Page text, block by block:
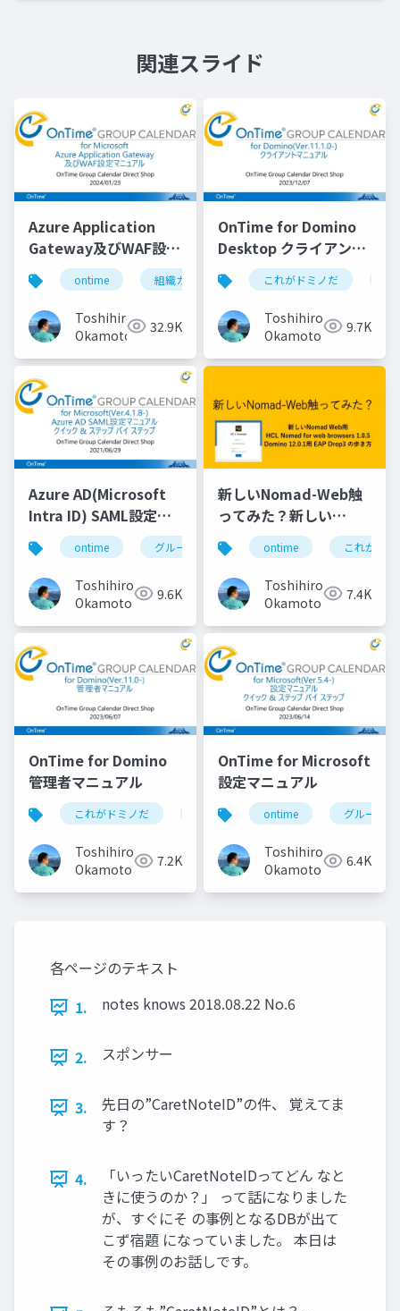
関連スライド
Azure Application
Gateway及びWAF設定
マニュアル
ontime 組織カレンダー 組織スケジュール
Toshihiro
Okamoto
32.9K
OnTime for Domino
Desktop クライアント
マニュアルこれがドミノだ
Toshihiro
Okamoto
9.7K
Azure AD(Microsoft
Intra ID) SAML設定マ
ニュアルontime グループカレンダー 組織カレンダー
Toshihiro
Okamoto
9.6K
新しいNomad-Web触
ってみた？新しい
Nomad Web用 HCL
Nomad for web
browsers 1.0.5
Domino 12.0.1用 EAP
Drop3 の歩き方
ontime これがド
Toshihiro
Okamoto
7.4K
OnTime for Domino
管理者マニュアル
これがドミノだ ontime hcl domino
Toshihiro
Okamoto
7.2K
OnTime for Microsoft
設定マニュアル
ontime グループ
Toshihiro
Okamoto
6.4K
各ページのテキスト
1.
notes knows 2018.08.22 No.6
2. スポンサー
3.
先日の”CaretNoteID”の件、 覚えてま
す？
4.
「いったいCaretNoteIDってどん なと
きに使うのか？」 って話になりました
が、すぐにそ の事例となるDBが出て
こず宿題 になっていました。 本日は
その事例のお話しです。